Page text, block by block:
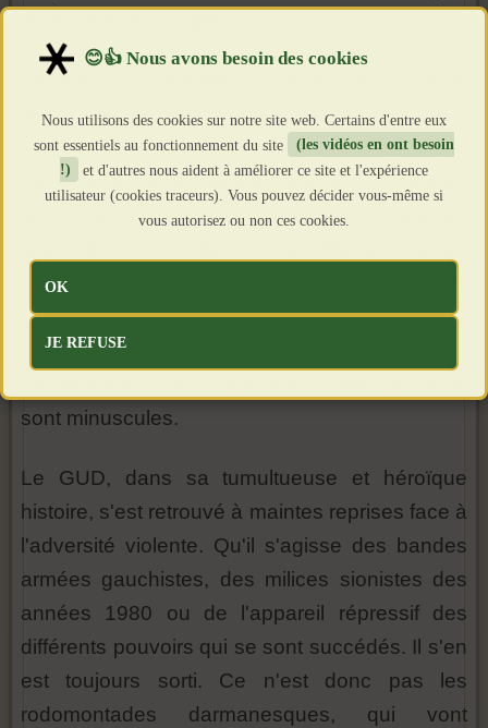
Le GUD fut à l'origine d'Ordre nouveau à la fin
des années 1960 ; Ordre nouveau, au début
des années 1970, fut à l'origine du Front
national ; le Front national, en 2017, est devenu
le Rassemblement national et, dans quelques
pouvoir... C'en était trop pour la clique
gouvernementale en débâcle. Il leur restait une
dernière balle, ils l'ont tirée ce matin en
sont minuscules.
Le GUD, dans sa tumultueuse et héroïque
histoire, s'est retrouvé à maintes reprises face à
l'adversité violente. Qu'il s'agisse des bandes
armées gauchistes, des milices sionistes des
années 1980 ou de l'appareil répressif des
différents pouvoirs qui se sont succédés. Il s'en
est toujours sorti. Ce n'est donc pas les
rodomontades darmanesques, qui vont
Nous utilisons des cookies sur notre site web. Certains d'entre eux
sont essentiels au fonctionnement du site
(les vidéos en ont besoin
!)
et d'autres nous aident à améliorer ce site et l'expérience
utilisateur (cookies traceurs). Vous pouvez décider vous-même si
vous autorisez ou non ces cookies.
OK
JE REFUSE